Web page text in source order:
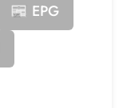
📰 EPG